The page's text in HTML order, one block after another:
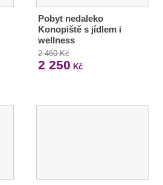
Pobyt nedaleko
Konopiště s jídlem i
wellness
2 460 Kč
2 250 Kč